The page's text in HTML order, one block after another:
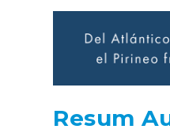
Resum